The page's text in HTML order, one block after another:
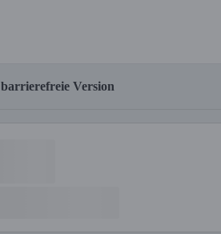
barrierefreie Version